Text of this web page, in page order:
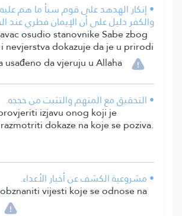
• إنكار الهدهد على قوم سبأ ما هم
والكفر دليل على أن الإيمان فطري عند
osudio stanovnike Sabe zbog
nevjerstva dokazuje da je u prirodi
usađeno da vjeruju u Allaha
• التحقيق مع المتهم والتثبت من حججه.
izjavu onog koji je
dokaze na koje se poziva.
• مشروعية الكشف عن أخبار الأعداء.
vijesti koje se odnose na